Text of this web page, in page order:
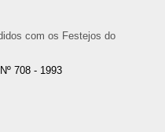
com os Festejos do
708 - 1993